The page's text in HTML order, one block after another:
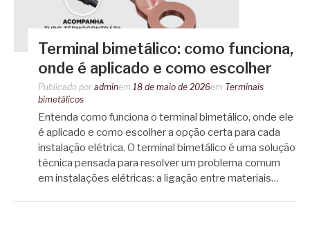
Terminal bimetálico: como funciona,
onde é aplicado e como escolher
Publicado por adminem 18 de maio de 2026em Terminais
bimetálicos
Entenda como funciona o terminal bimetálico, onde ele
é aplicado e como escolher a opção certa para cada
instalação elétrica. O terminal bimetálico é uma solução
técnica pensada para resolver um problema comum
em instalações elétricas: a ligação entre materiais…